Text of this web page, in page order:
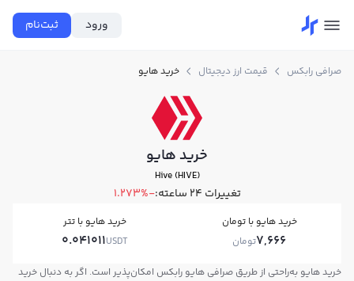
ورود ثبت‌نام
صرافی رابکس قیمت ارز دیجیتال خرید هایو
خرید هایو
Hive (HIVE)
تغییرات ۲۴ ساعته: -1.273%
خرید هایو با تومان
7,666تومان
خرید هایو با تتر
0.041011USDT
خرید هایو به‌راحتی از طریق صرافی هایو رابکس امکان‌پذیر است. اگر به دنبال خرید